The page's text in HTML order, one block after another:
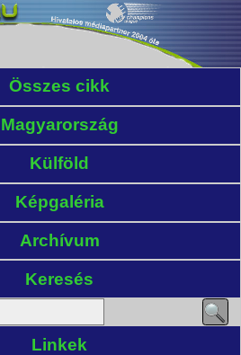
Összes cikk
Magyarország
Külföld
Képgaléria
Archívum
Keresés
Linkek